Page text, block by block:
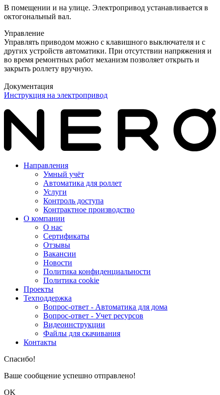
В помещении и на улице. Электропривод устанавливается в
октогональный вал.
Управление
Управлять приводом можно с клавишного выключателя и с
других устройств автоматики. При отсутствии напряжения и
во время ремонтных работ механизм позволяет открыть и
закрыть роллету вручную.
Документация
Инструкция на электропривод
Направления
Умный учёт
Автоматика для роллет
Услуги
Контроль доступа
Контрактное производство
О компании
О нас
Сертификаты
Отзывы
Вакансии
Новости
Политика конфиденциальности
Политика cookie
Проекты
Техподдержка
Вопрос-ответ - Автоматика для дома
Вопрос-ответ - Учет ресурсов
Видеоинструкции
Файлы для скачивания
Контакты
Спасибо!
Ваше сообщение успешно отправлено!
OK